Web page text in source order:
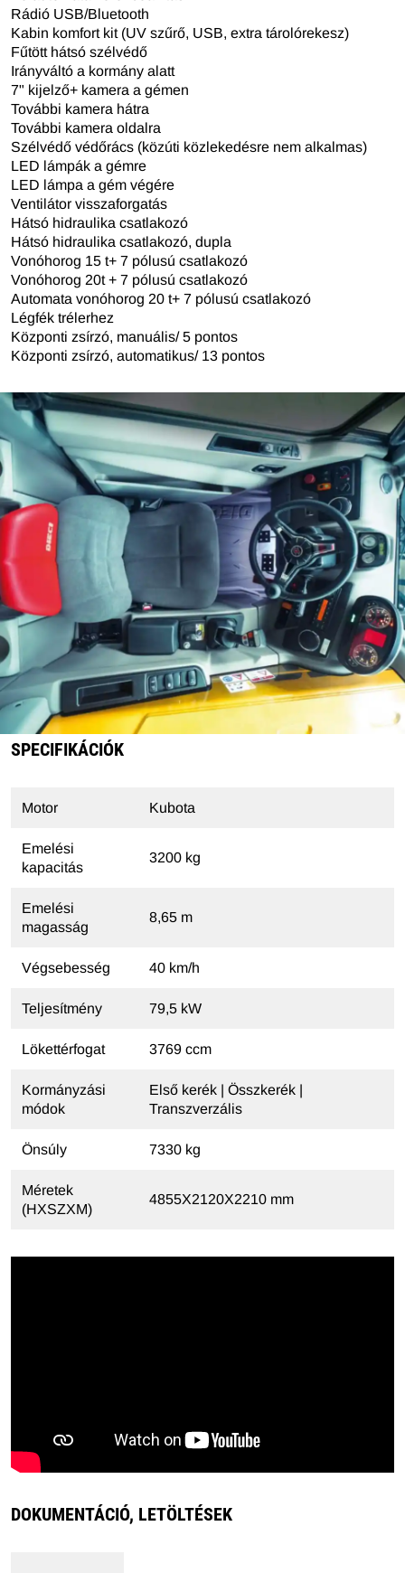
Rádió USB/Bluetooth
Kabin komfort kit (UV szűrő, USB, extra tárolórekesz)
Fűtött hátsó szélvédő
Irányváltó a kormány alatt
7" kijelző+ kamera a gémen
További kamera hátra
További kamera oldalra
Szélvédő védőrács (közúti közlekedésre nem alkalmas)
LED lámpák a gémre
LED lámpa a gém végére
Ventilátor visszaforgatás
Hátsó hidraulika csatlakozó
Hátsó hidraulika csatlakozó, dupla
Vonóhorog 15 t+ 7 pólusú csatlakozó
Vonóhorog 20t + 7 pólusú csatlakozó
Automata vonóhorog 20 t+ 7 pólusú csatlakozó
Légfék trélerhez
Központi zsírzó, manuális/ 5 pontos
Központi zsírzó, automatikus/ 13 pontos
SPECIFIKÁCIÓK
Motor Kubota
Emelési
kapacitás
3200 kg
Emelési
magasság
8,65 m
Végsebesség 40 km/h
Teljesítmény 79,5 kW
Lökettérfogat 3769 ccm
Kormányzási
módok
Első kerék | Összkerék |
Transzverzális
Önsúly 7330 kg
Méretek
(HXSZXM)
4855X2120X2210 mm
DOKUMENTÁCIÓ, LETÖLTÉSEK